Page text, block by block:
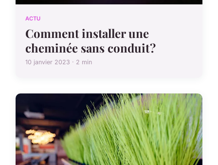
ACTU
Comment installer une
cheminée sans conduit ?
10 janvier 2023 · 2 min